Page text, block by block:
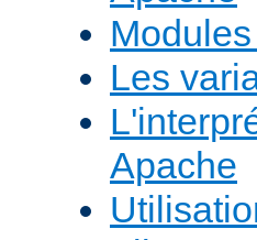
Les
Apache